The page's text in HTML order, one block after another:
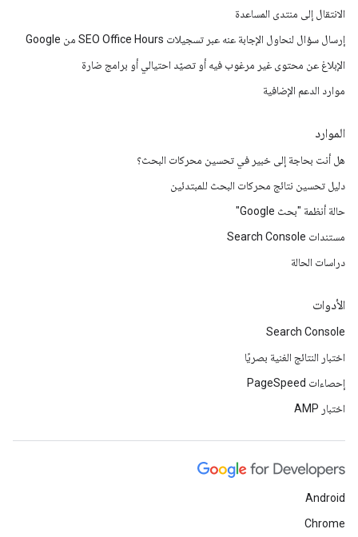
الانتقال إلى منتدى المساعدة
إرسال سؤال لنحاول الإجابة عنه عبر تسجيلات SEO Office Hours من Google
الإبلاغ عن محتوى غير مرغوب فيه أو تصيّد احتيالي أو برامج ضارة
موارد الدعم الإضافية
الموارد
هل أنت بحاجة إلى خبير في تحسين محركات البحث؟
دليل تحسين نتائج محركات البحث للمبتدئين
حالة أنظمة "بحث Google"
مستندات Search Console
دراسات الحالة
الأدوات
Search Console
اختبار النتائج الغنية بصريًا
إحصاءات PageSpeed
اختبار AMP
Android
Chrome